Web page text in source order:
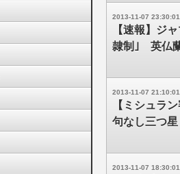
2013-11-07 23:30:01
【速報】ジ
隷制｣ 英仏
2013-11-07 21:10:01
【ミシュラ
句なし三つ星
2013-11-07 18:30:01